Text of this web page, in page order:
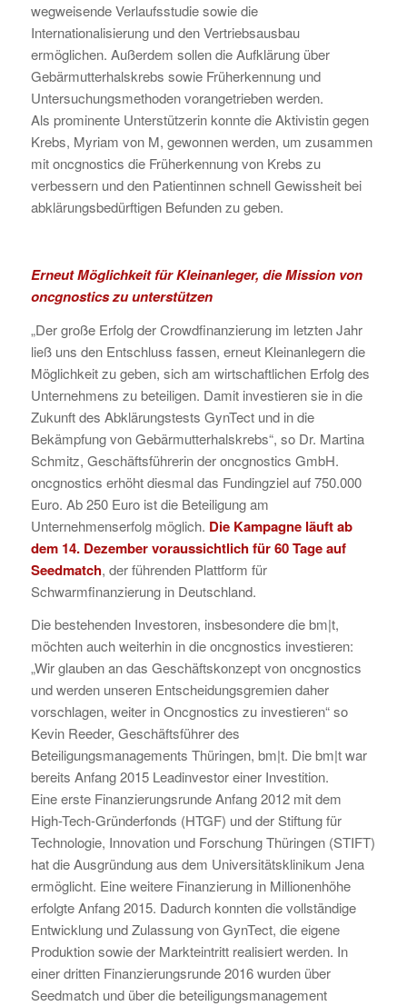
wegweisende Verlaufsstudie sowie die
Internationalisierung und den Vertriebsausbau
ermöglichen. Außerdem sollen die Aufklärung über
Gebärmutterhalskrebs sowie Früherkennung und
Untersuchungsmethoden vorangetrieben werden.
Als prominente Unterstützerin konnte die Aktivistin gegen
Krebs, Myriam von M, gewonnen werden, um zusammen
mit oncgnostics die Früherkennung von Krebs zu
verbessern und den Patientinnen schnell Gewissheit bei
abklärungsbedürftigen Befunden zu geben.
Erneut Möglichkeit für Kleinanleger, die Mission von
oncgnostics zu unterstützen
„Der große Erfolg der Crowdfinanzierung im letzten Jahr
ließ uns den Entschluss fassen, erneut Kleinanlegern die
Möglichkeit zu geben, sich am wirtschaftlichen Erfolg des
Unternehmens zu beteiligen. Damit investieren sie in die
Zukunft des Abklärungstests GynTect und in die
Bekämpfung von Gebärmutterhalskrebs“, so Dr. Martina
Schmitz, Geschäftsführerin der oncgnostics GmbH.
oncgnostics erhöht diesmal das Fundingziel auf 750.000
Euro. Ab 250 Euro ist die Beteiligung am
Unternehmenserfolg möglich. Die Kampagne läuft ab
dem 14. Dezember voraussichtlich für 60 Tage auf
Seedmatch, der führenden Plattform für
Schwarmfinanzierung in Deutschland.
Die bestehenden Investoren, insbesondere die bm|t,
möchten auch weiterhin in die oncgnostics investieren:
„Wir glauben an das Geschäftskonzept von oncgnostics
und werden unseren Entscheidungsgremien daher
vorschlagen, weiter in Oncgnostics zu investieren“ so
Kevin Reeder, Geschäftsführer des
Beteiligungsmanagements Thüringen, bm|t. Die bm|t war
bereits Anfang 2015 Leadinvestor einer Investition.
Eine erste Finanzierungsrunde Anfang 2012 mit dem
High-Tech-Gründerfonds (HTGF) und der Stiftung für
Technologie, Innovation und Forschung Thüringen (STIFT)
hat die Ausgründung aus dem Universitätsklinikum Jena
ermöglicht. Eine weitere Finanzierung in Millionenhöhe
erfolgte Anfang 2015. Dadurch konnten die vollständige
Entwicklung und Zulassung von GynTect, die eigene
Produktion sowie der Markteintritt realisiert werden. In
einer dritten Finanzierungsrunde 2016 wurden über
Seedmatch und über die beteiligungsmanagement